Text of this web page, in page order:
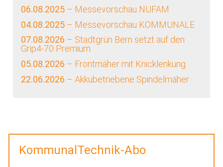
06.08.2025 – Messevorschau NUFAM
04.08.2025 – Messevorschau KOMMUNALE
07.08.2026 – Stadtgrün Bern setzt auf den
Grip4-70 Premium
05.08.2026 – Frontmäher mit Knicklenkung
22.06.2026 – Akkubetriebene Spindelmäher
KommunalTechnik-Abo